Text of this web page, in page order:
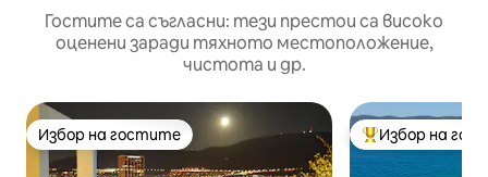
Гостите са съгласни: тези престои са високо
оценени заради тяхното местоположение,
чистота и др.
Избор на гостите
Избор на гостите Най-популярен
Избор на